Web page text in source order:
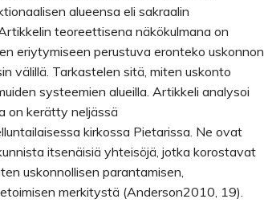
alueensa eli sakraalin
teoreettisena näkökulmana on
eriytymiseen perustuva eronteko uskonnon
välillä. Tarkastelen sitä, miten uskonto
systeemien alueilla. Artikkeli analysoi
on kerätty neljässä
kirkossa Pietarissa. Ne ovat
itsenäisiä yhteisöjä, jotka korostavat
uskonnollisen parantamisen,
merkitystä (Anderson2010, 19).